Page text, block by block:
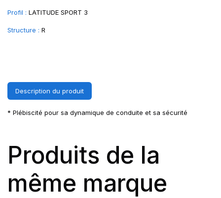
Profil : LATITUDE SPORT 3
Structure : R
Description du produit
* Plébiscité pour sa dynamique de conduite et sa sécurité
Produits de la
même marque